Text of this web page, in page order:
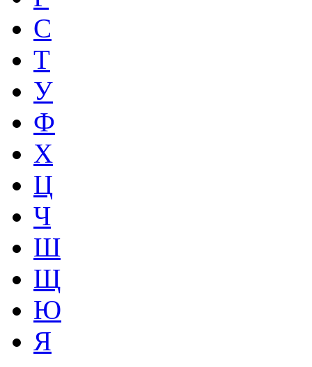
С
Т
У
Ф
Х
Ц
Ч
Ш
Щ
Ю
Я